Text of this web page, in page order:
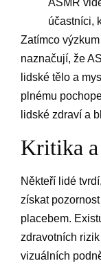
ASMR
účastníci,
Zatímco
naznačují, že
lidské tělo a
plnému
lidské zdraví a
Kritika
Někteří lidé
získat
placebem.
zdravotních
vizuálních